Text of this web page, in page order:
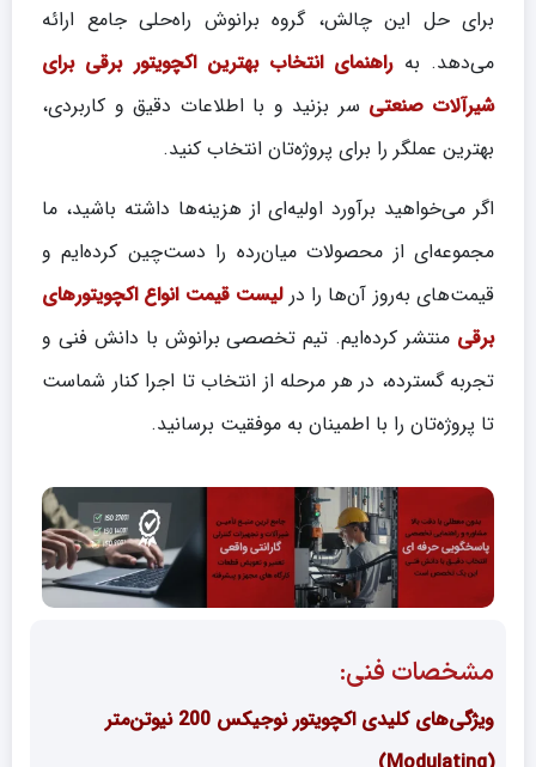
برای حل این چالش، گروه برانوش راه‌حلی جامع ارائه
می‌دهد. بهراهنمای انتخاب بهترین اکچویتور برقی برای
شیرآلات صنعتی سر بزنید و با اطلاعات دقیق و کاربردی،
بهترین عملگر را برای پروژه‌تان انتخاب کنید.
اگر می‌خواهید برآورد اولیه‌ای از هزینه‌ها داشته باشید، ما
مجموعه‌ای از محصولات میان‌رده را دست‌چین کرده‌ایم و
قیمت‌های به‌روز آن‌ها را درلیست قیمت انواع اکچویتورهای
برقی منتشر کرده‌ایم. تیم تخصصی برانوش با دانش فنی و
تجربه گسترده، در هر مرحله از انتخاب تا اجرا کنار شماست
تا پروژه‌تان را با اطمینان به موفقیت برسانید.
مشخصات فنی:
ویژگی‌های کلیدی اکچویتور نوجیکس 200 نیوتن‌متر